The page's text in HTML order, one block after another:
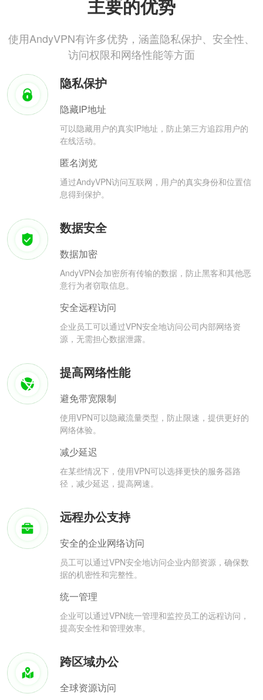
主要的优势
使用AndyVPN有许多优势，涵盖隐私保护、安全性、
访问权限和网络性能等方面
隐私保护
隐藏IP地址
可以隐藏用户的真实IP地址，防止第三方追踪用户的
在线活动。
匿名浏览
通过AndyVPN访问互联网，用户的真实身份和位置信
息得到保护。
数据安全
数据加密
AndyVPN会加密所有传输的数据，防止黑客和其他恶
意行为者窃取信息。
安全远程访问
企业员工可以通过VPN安全地访问公司内部网络资
源，无需担心数据泄露。
提高网络性能
避免带宽限制
使用VPN可以隐藏流量类型，防止限速，提供更好的
网络体验。
减少延迟
在某些情况下，使用VPN可以选择更快的服务器路
径，减少延迟，提高网速。
远程办公支持
安全的企业网络访问
员工可以通过VPN安全地访问企业内部资源，确保数
据的机密性和完整性。
统一管理
企业可以通过VPN统一管理和监控员工的远程访问，
提高安全性和管理效率。
跨区域办公
全球资源访问